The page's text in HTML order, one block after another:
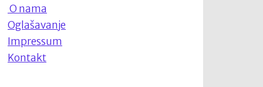
O nama
Oglašavanje
Impressum
Kontakt